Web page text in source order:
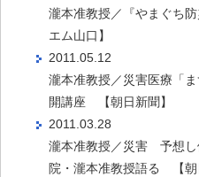
瀧本准教授／『やまぐち
エム山口】
2011.05.12
瀧本准教授／災害医療「
開講座 【朝日新聞】
2011.03.28
瀧本准教授／災害 予想
院・瀧本准教授語る 【朝